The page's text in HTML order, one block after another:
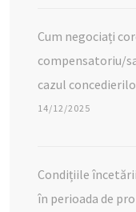
Cum negociați
compensatoriu/
cazul
14/12/2025
Condițiile
în perioada de